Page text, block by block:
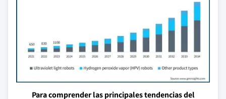
Para comprender las principales tendencias del